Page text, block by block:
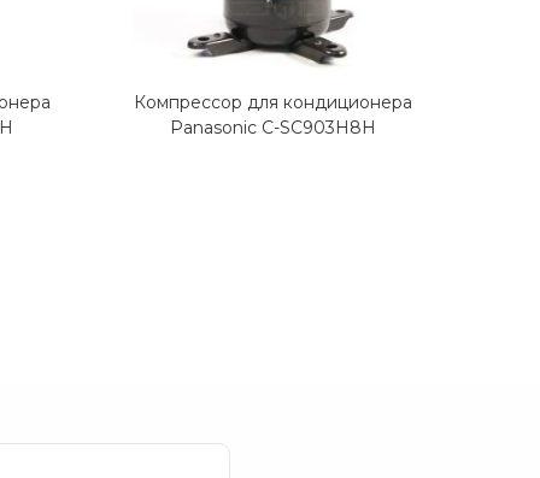
Компрессор для кондиционера
Panasonic C-SC903H8H